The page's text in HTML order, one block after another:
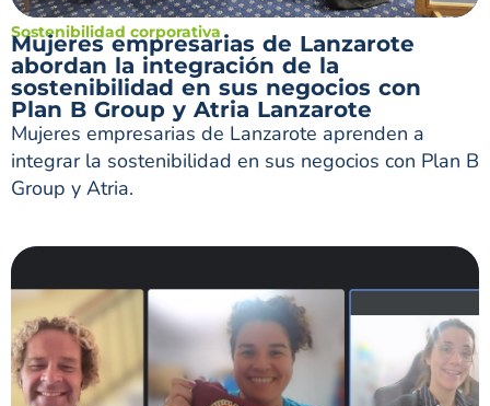
Sostenibilidad corporativa
Mujeres empresarias de Lanzarote
abordan la integración de la
sostenibilidad en sus negocios con
Plan B Group y Atria Lanzarote
Mujeres empresarias de Lanzarote aprenden a
integrar la sostenibilidad en sus negocios con Plan B
Group y Atria.